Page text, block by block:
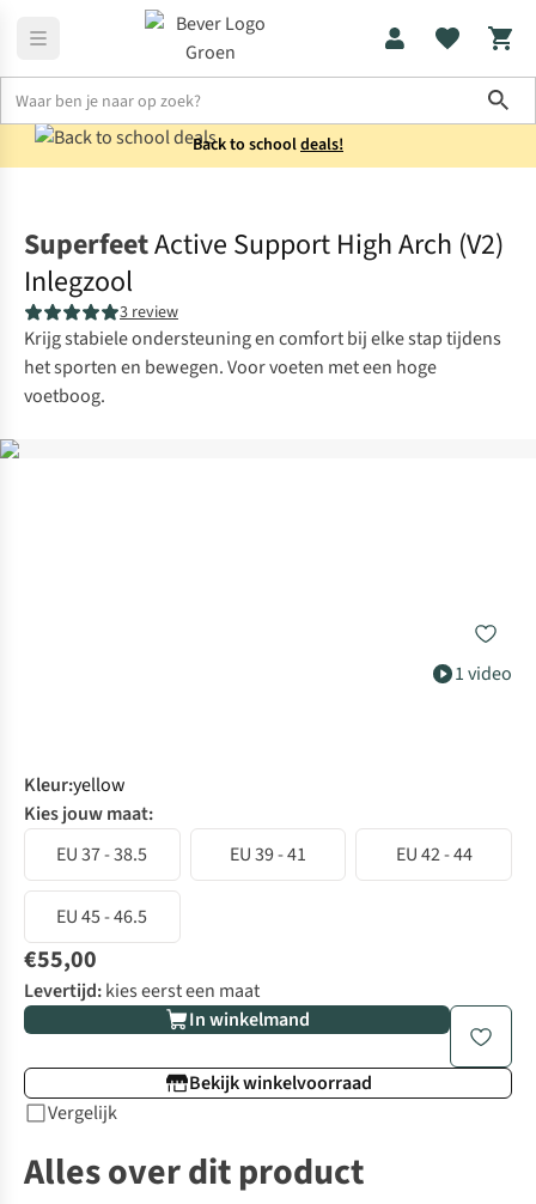
Back to schooldeals!
1 video
SuperfeetActive Support High Arch (V2)
Inlegzool
3 review
Krijg stabiele ondersteuning en comfort bij elke stap tijdens
het sporten en bewegen. Voor voeten met een hoge
voetboog.
Kleur:yellow
Kies jouw maat:
EU 37 - 38.5
EU 39 - 41 EU 42 - 44
EU 45 - 46.5
€55,00
Levertijd:kies eerst een maat
In winkelmand
Bekijk winkelvoorraad
Vergelijk
Alles over dit product